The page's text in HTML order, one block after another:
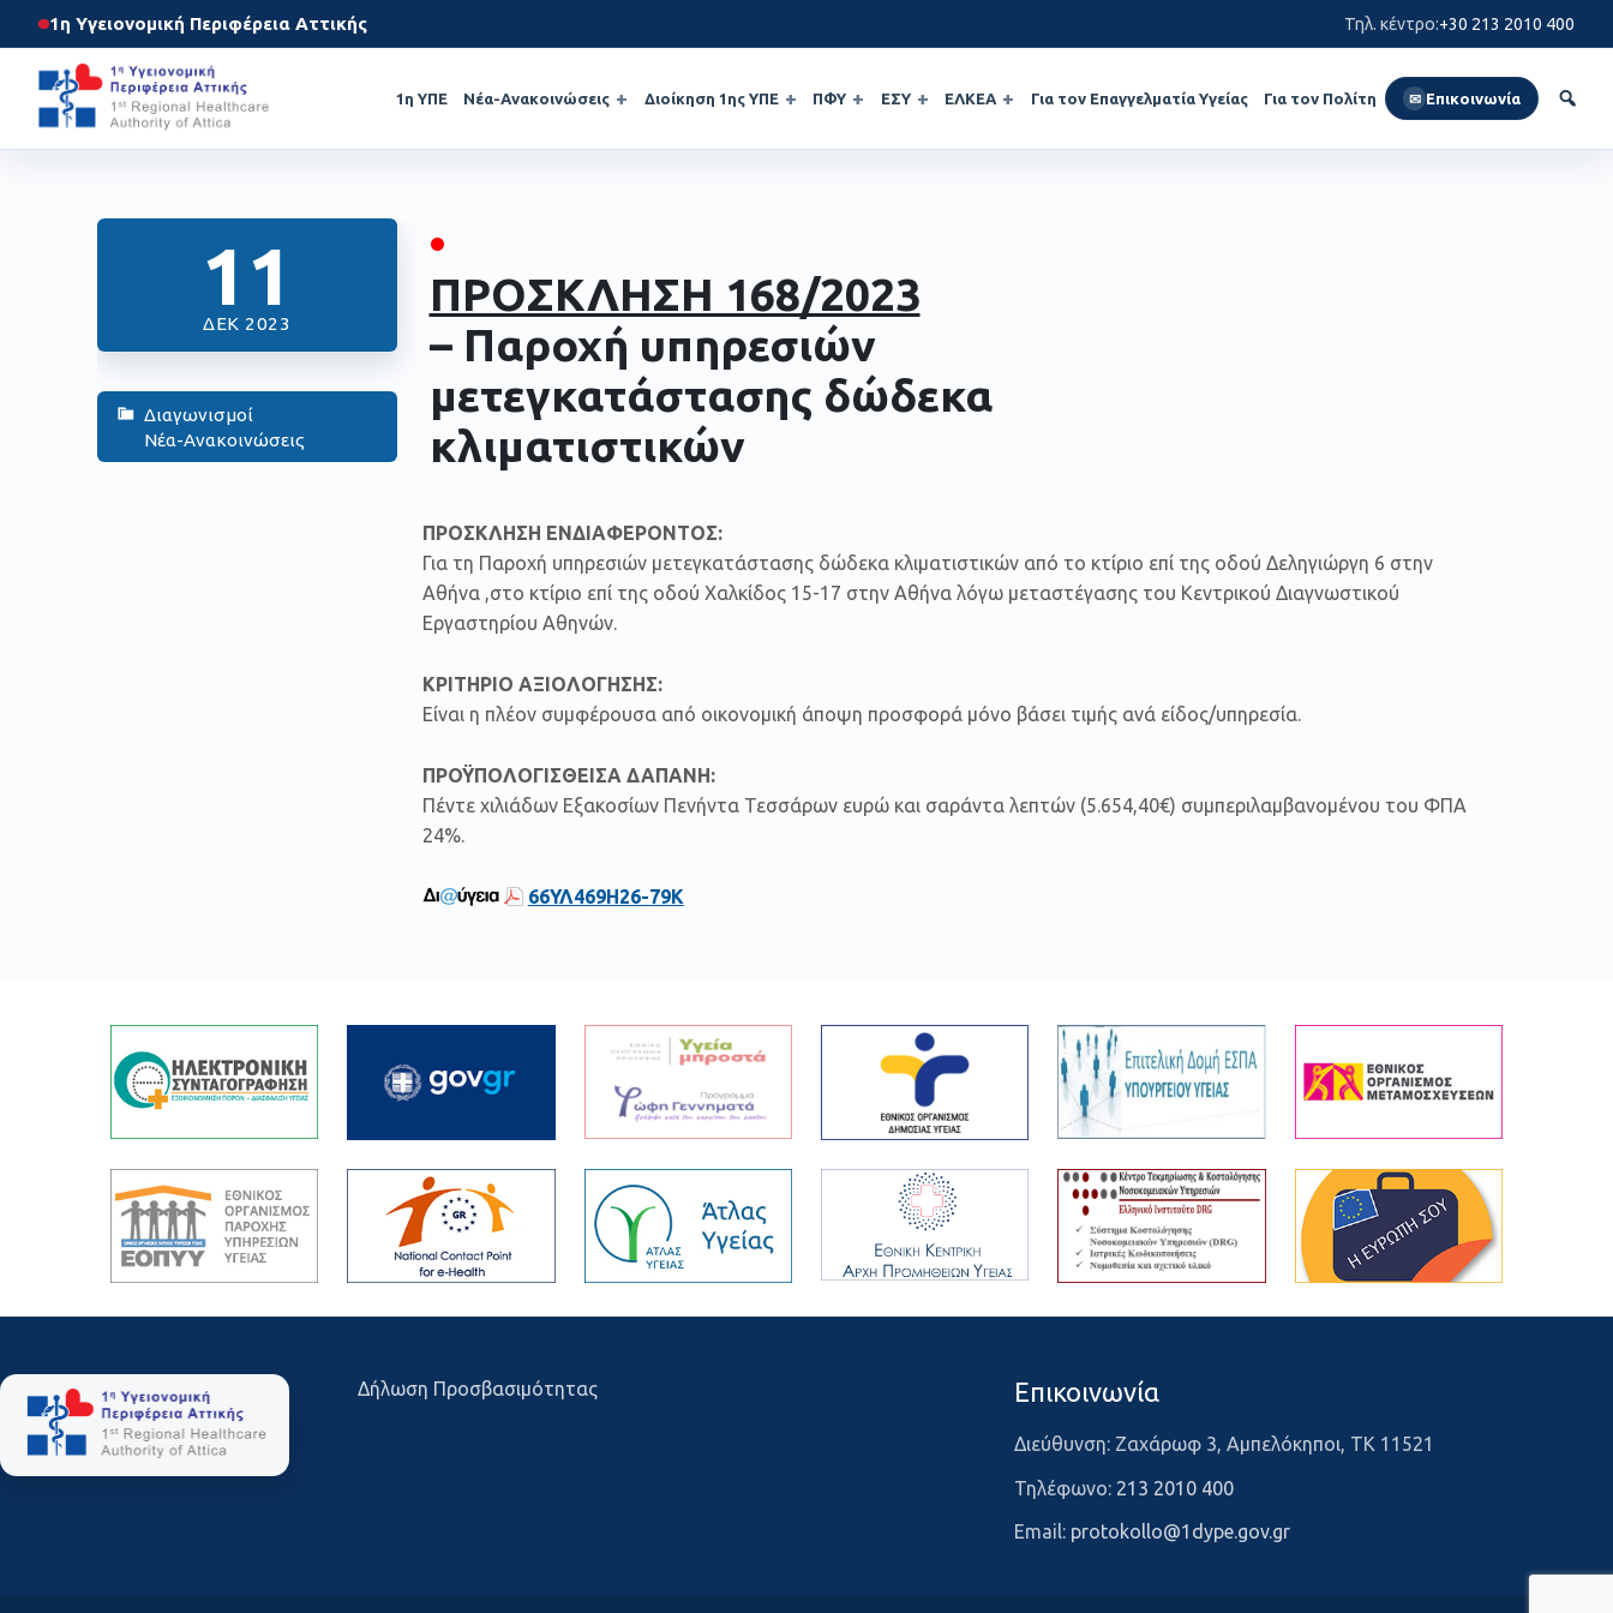
1η Υγειονομική Περιφέρεια Αττικής Τηλ. κέντρο:+30 213 2010 400
1η ΥΠΕ Νέα-Ανακοινώσεις Διοίκηση 1ης ΥΠΕ ΠΦΥ ΕΣΥ ΕΛΚΕΑ Για τον Επαγγελματία Υγείας Για τον Πολίτη ✉ Επικοινωνία
11
ΔΕΚ 2023
Διαγωνισμοί
Νέα-Ανακοινώσεις
•
ΠΡΟΣΚΛΗΣΗ 168/2023
– Παροχή υπηρεσιών
μετεγκατάστασης δώδεκα
κλιματιστικών
ΠΡΟΣΚΛΗΣΗ ΕΝΔΙΑΦΕΡΟΝΤΟΣ:
Για τη Παροχή υπηρεσιών μετεγκατάστασης δώδεκα κλιματιστικών από το κτίριο επί της οδού Δεληγιώργη 6 στην
Αθήνα ,στο κτίριο επί της οδού Χαλκίδος 15-17 στην Αθήνα λόγω μεταστέγασης του Κεντρικού Διαγνωστικού
Εργαστηρίου Αθηνών.
ΚΡΙΤΗΡΙΟ ΑΞΙΟΛΟΓΗΣΗΣ:
Είναι η πλέον συμφέρουσα από οικονομική άποψη προσφορά μόνο βάσει τιμής ανά είδος/υπηρεσία.
ΠΡΟΫΠΟΛΟΓΙΣΘΕΙΣΑ ΔΑΠΑΝΗ:
Πέντε χιλιάδων Εξακοσίων Πενήντα Τεσσάρων ευρώ και σαράντα λεπτών (5.654,40€) συμπεριλαμβανομένου του ΦΠΑ
24%.
66ΥΛ469Η26-79Κ
Δήλωση Προσβασιμότητας Επικοινωνία
Διεύθυνση: Ζαχάρωφ 3, Αμπελόκηποι, ΤΚ 11521
Τηλέφωνο: 213 2010 400
Email: protokollo@1dype.gov.gr